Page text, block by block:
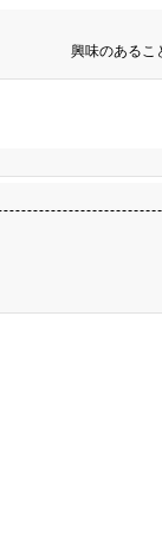
興味のあるこ